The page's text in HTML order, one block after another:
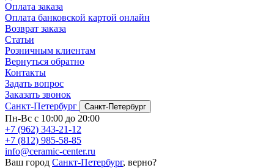
Оплата заказа
Оплата банковской картой онлайн
Возврат заказа
Статьи
Розничным клиентам
Вернуться обратно
Контакты
Задать вопрос
Заказать звонок
Санкт-Петербург
Санкт-Петербург
Пн-Вс с 10:00 до 20:00
+7 (962) 343-21-12
+7 (812) 985-58-85
info@ceramic-center.ru
Ваш город Санкт-Петербург, верно?